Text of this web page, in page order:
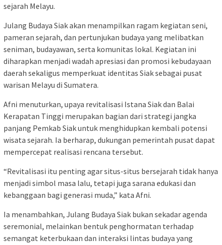
sejarah Melayu.
Julang Budaya Siak akan menampilkan ragam kegiatan seni,
pameran sejarah, dan pertunjukan budaya yang melibatkan
seniman, budayawan, serta komunitas lokal. Kegiatan ini
diharapkan menjadi wadah apresiasi dan promosi kebudayaan
daerah sekaligus memperkuat identitas Siak sebagai pusat
warisan Melayu di Sumatera.
Afni menuturkan, upaya revitalisasi Istana Siak dan Balai
Kerapatan Tinggi merupakan bagian dari strategi jangka
panjang Pemkab Siak untuk menghidupkan kembali potensi
wisata sejarah. Ia berharap, dukungan pemerintah pusat dapat
mempercepat realisasi rencana tersebut.
“Revitalisasi itu penting agar situs-situs bersejarah tidak hanya
menjadi simbol masa lalu, tetapi juga sarana edukasi dan
kebanggaan bagi generasi muda,” kata Afni.
Ia menambahkan, Julang Budaya Siak bukan sekadar agenda
seremonial, melainkan bentuk penghormatan terhadap
semangat keterbukaan dan interaksi lintas budaya yang